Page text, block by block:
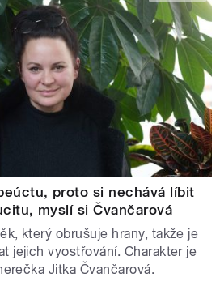
proto si nechává líbit
myslí si Čvančarová
který obrušuje hrany, takže je
jejich vyostřování. Charakter je
Jitka Čvančarová.